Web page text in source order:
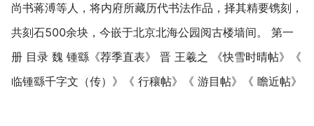
尚书蒋溥等人，将内府所藏历代书法作品，择其精要镌刻，
共刻石500余块，今嵌于北京北海公园阅古楼墙间。 第一
册 目录 魏 锺繇《荐季直表》 晋 王羲之 《快雪时晴帖》《
临锺繇千字文（传）》《 行穰帖》《 游目帖》《 瞻近帖》